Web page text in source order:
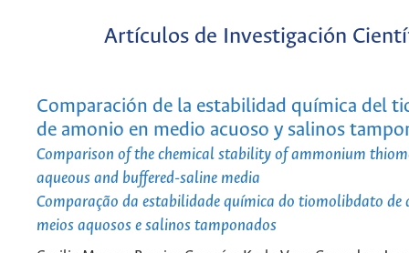
Artículos de Investigación
Comparación de la estabilidad química del
de amonio en medio acuoso y salinos
Comparison of the chemical stability of ammonium
aqueous and buffered-saline media
Comparação da estabilidade química do tiomolibdato de
meios aquosos e salinos tamponados